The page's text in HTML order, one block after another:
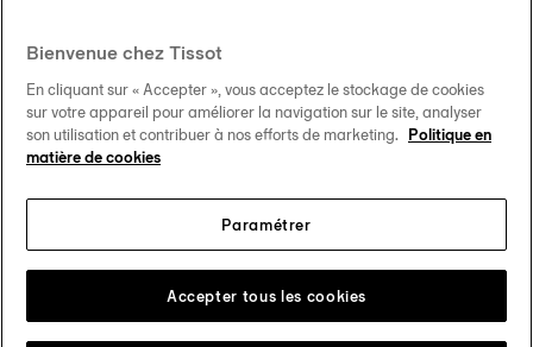
Our commitments
Canada•Canada (Québec) Change country
Tissot Copyrights 2026
Bienvenue chez Tissot
En cliquant sur « Accepter », vous acceptez le stockage de cookies
sur votre appareil pour améliorer la navigation sur le site, analyser
son utilisation et contribuer à nos efforts de marketing. Politique en
matière de cookies
Paramétrer
Accepter tous les cookies